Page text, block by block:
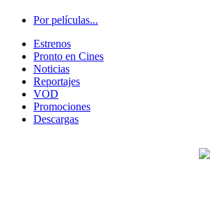
Por películas...
Estrenos
Pronto en Cines
Noticias
Reportajes
VOD
Promociones
Descargas